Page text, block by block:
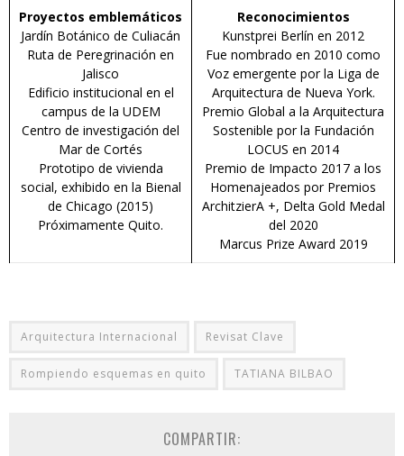
Proyectos emblemáticos
Jardín Botánico de Culiacán
Ruta de Peregrinación en
Jalisco
Edificio institucional en el
campus de la UDEM
Centro de investigación del
Mar de Cortés
Prototipo de vivienda
social, exhibido en la Bienal
de Chicago (2015)
Próximamente Quito.
Reconocimientos
Kunstprei Berlín en 2012
Fue nombrado en 2010 como
Voz emergente por la Liga de
Arquitectura de Nueva York.
Premio Global a la Arquitectura
Sostenible por la Fundación
LOCUS en 2014
Premio de Impacto 2017 a los
Homenajeados por Premios
ArchitzierA +, Delta Gold Medal
del 2020
Marcus Prize Award 2019
Arquitectura Internacional Revisat Clave
Rompiendo esquemas en quito TATIANA BILBAO
COMPARTIR: